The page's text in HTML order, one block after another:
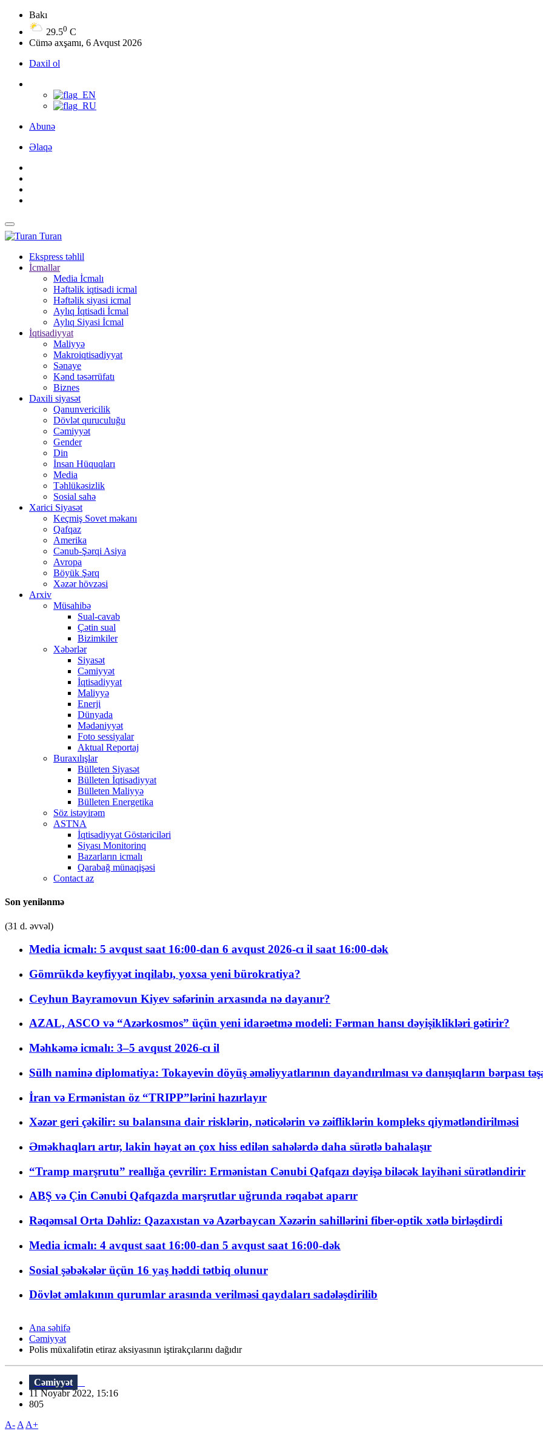
Bakı
29.50 C
Cümə axşamı, 6 Avqust 2026
Daxil ol
Abunə
Əlaqə
Turan
Ekspress təhlil
İcmallar
Media İcmalı
Həftəlik iqtisadi icmal
Həftəlik siyasi icmal
Aylıq İqtisadi İcmal
Aylıq Siyasi İcmal
İqtisadiyyat
Maliyyə
Makroiqtisadiyyat
Sənaye
Kənd təsərrüfatı
Biznes
Daxili siyasət
Qanunvericilik
Dövlət quruculuğu
Cəmiyyət
Gender
Din
İnsan Hüquqları
Media
Təhlükəsizlik
Sosial sahə
Xarici Siyasət
Keçmiş Sovet məkanı
Qafqaz
Amerika
Cənub-Şərqi Asiya
Avropa
Böyük Şərq
Xəzər hövzəsi
Arxiv
Müsahibə
Sual-cavab
Çətin sual
Bizimkiler
Xəbərlər
Siyasət
Cəmiyyət
İqtisadiyyat
Maliyyə
Enerji
Dünyada
Mədəniyyət
Foto sessiyalar
Aktual Reportaj
Buraxılışlar
Bülleten Siyasət
Bülleten İqtisadiyyat
Bülleten Maliyyə
Bülleten Energetika
Söz istəyirəm
ASTNA
İqtisadiyyat Göstəriciləri
Siyası Monitorinq
Bazarların icmalı
Qarabağ münaqişəsi
Contact az
Son yenilənmə
(31 d. əvvəl)
Media icmalı: 5 avqust saat 16:00-dan 6 avqust 2026-cı il saat 16:00-dək
Gömrükdə keyfiyyət inqilabı, yoxsa yeni bürokratiya?
Ceyhun Bayramovun Kiyev səfərinin arxasında nə dayanır?
AZAL, ASCO və “Azərkosmos” üçün yeni idarəetmə modeli: Fərman hansı dəyişiklikləri gətirir?
Məhkəmə icmalı: 3–5 avqust 2026-cı il
Sülh naminə diplomatiya: Tokayevin döyüş əməliyyatlarının dayandırılması və danışıqların bərpası
İran və Ermənistan öz “TRIPP”lərini hazırlayır
Xəzər geri çəkilir: su balansına dair risklərin, nəticələrin və zəifliklərin kompleks qiymətləndirilməsi
Əməkhaqları artır, lakin həyat ən çox hiss edilən sahələrdə daha sürətlə bahalaşır
“Tramp marşrutu” reallığa çevrilir: Ermənistan Cənubi Qafqazı dəyişə biləcək layihəni sürətləndirir
ABŞ və Çin Cənubi Qafqazda marşrutlar uğrunda rəqabət aparır
Rəqəmsal Orta Dəhliz: Qazaxıstan və Azərbaycan Xəzərin sahillərini fiber-optik xətlə birləşdirdi
Media icmalı: 4 avqust saat 16:00-dan 5 avqust saat 16:00-dək
Sosial şəbəkələr üçün 16 yaş həddi tətbiq olunur
Dövlət əmlakının qurumlar arasında verilməsi qaydaları sadələşdirilib
Ana səhifə
Cəmiyyət
Polis müxalifətin etiraz aksiyasının iştirakçılarını dağıdır
Cəmiyyət
11 Noyabr 2022, 15:16
805
A- A A+